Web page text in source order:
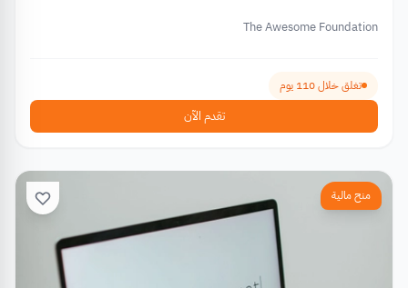
The Awesome Foundation
تغلق خلال 110 يوم
تقدم الآن
منح مالية